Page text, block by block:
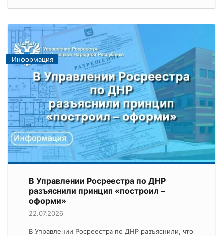
Информация
В Управлении Росреестра по ДНР
разъяснили принцип «построил –
оформи»
22.07.2026
В Управлении Росреестра по ДНР разъяснили, что